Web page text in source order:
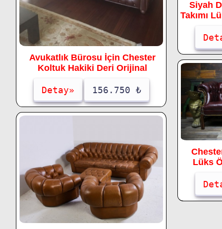
Avukatlık Bürosu İçin Chester
Koltuk Hakiki Deri Orijinal
Detay» 156.750 ₺
Siyah
Takımı
Lüks